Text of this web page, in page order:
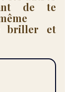
de te
briller et